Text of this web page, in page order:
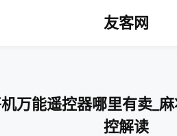
友客网
万能遥控器哪里有卖_
控解读